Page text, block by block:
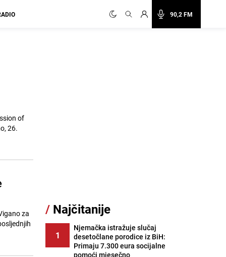
90,2 FM
of
26.
za
/ Najčitanije
1
Njemačka istražuje slučaj
desetočlane porodice iz BiH:
Primaju 7.300 eura socijalne
pomoći mjesečno